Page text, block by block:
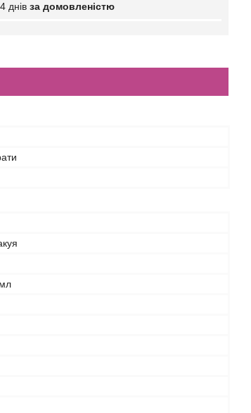
днів за домовленістю